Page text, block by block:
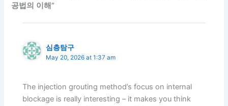
공법의 이해”
심층탐구
May 20, 2026 at 1:37 am
The injection grouting method’s focus on internal
blockage is really interesting – it makes you think